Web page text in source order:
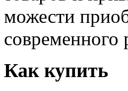
можести
Как купить